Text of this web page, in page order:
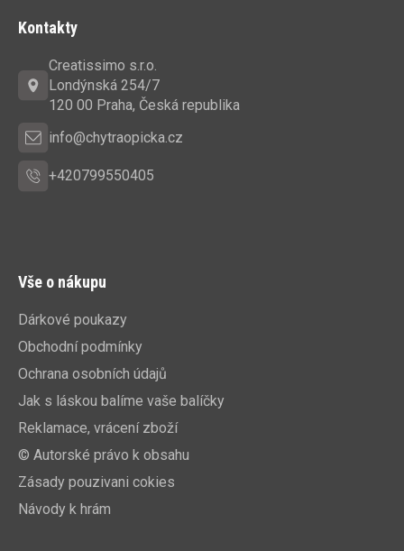
Kontakty
Creatissimo s.r.o.
Londýnská 254/7
120 00 Praha, Česká republika
info@chytraopicka.cz
+420799550405
Vše o nákupu
Dárkové poukazy
Obchodní podmínky
Ochrana osobních údajů
Jak s láskou balíme vaše balíčky
Reklamace, vrácení zboží
© Autorské právo k obsahu
Zásady pouzivani cokies
Návody k hrám